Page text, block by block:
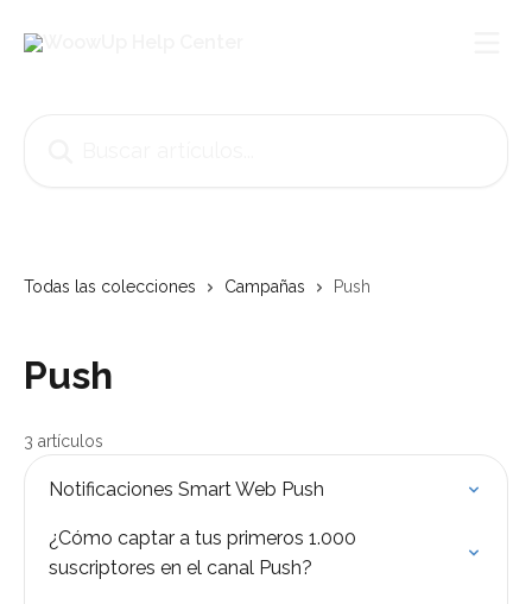
Todas las colecciones Campañas Push
Push
3 artículos
Notificaciones Smart Web Push
¿Cómo captar a tus primeros 1.000
suscriptores en el canal Push?